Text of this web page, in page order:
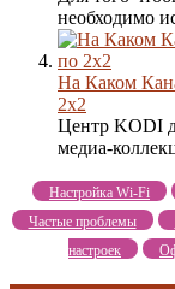
необходимо
На Каком
2х2
Центр KODI
медиа-
Настройка Wi-Fi
Частые проблемы
настроек